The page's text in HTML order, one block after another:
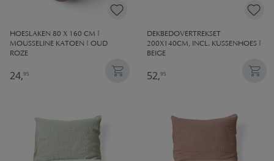
HOESLAKEN 80 X 160 CM |
MOUSSELINE KATOEN | OUD
ROZE
24,95
DEKBEDOVERTREKSET
200X140CM, INCL. KUSSENHOES |
BEIGE
52,95